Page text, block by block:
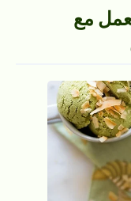
مع